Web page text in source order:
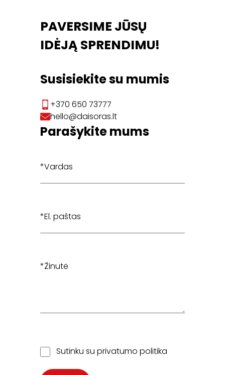
PAVERSIME JŪSŲ
IDĖJĄ SPRENDIMU!
Susisiekite su mumis
+370 650 73777
hello@daisoras.lt
Parašykite mums
Sutinku su privatumo politika